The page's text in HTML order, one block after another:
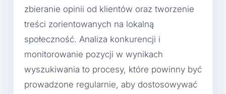
zbieranie opinii od klientów oraz tworzenie
treści zorientowanych na lokalną
społeczność. Analiza konkurencji i
monitorowanie pozycji w wynikach
wyszukiwania to procesy, które powinny być
prowadzone regularnie, aby dostosowywać